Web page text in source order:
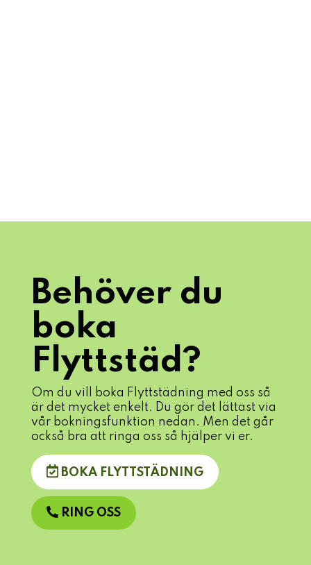
Behöver du
boka
Flyttstäd?
Om du vill boka Flyttstädning med oss så
är det mycket enkelt. Du gör det lättast via
vår bokningsfunktion nedan. Men det går
också bra att ringa oss så hjälper vi er.
BOKA FLYTTSTÄDNING
RING OSS